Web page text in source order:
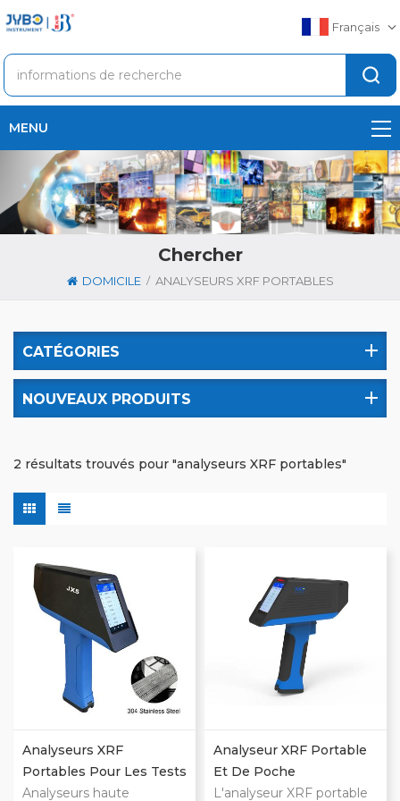
Français
MENU
Chercher
DOMICILE / ANALYSEURS XRF PORTABLES
CATÉGORIES
NOUVEAUX PRODUITS
2 résultats trouvés pour "analyseurs XRF portables"
Analyseurs XRF
Portables Pour Les Tests
De L'acier Inoxydable
Analyseurs haute
Analyseur XRF Portable
Et De Poche
L'analyseur XRF portable